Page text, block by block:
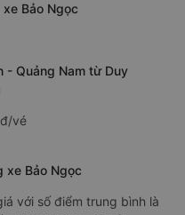
Bảo Ngọc
- Quảng Nam từ Duy
vé
xe Bảo Ngọc
với số điểm trung bình là